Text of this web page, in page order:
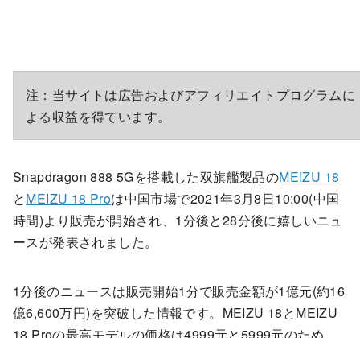
注：当サイトは広告およびアフィリエイトプログラムに
よる収益を得ています。
Snapdragon 888 5Gを搭載した双旗艦製品のMEIZU 18
とMEIZU 18 Proは中国市場で2021年3月8日10:00(中国
時間)より販売が開始され、1分後と28分後に嬉しいニュ
ースが発表されました。
1分後のニュースは販売開始1分で販売金額が1億元(約16
億6,600万円)を突破した情報です。MEIZU 18とMEIZU
18 Proの最高モデルの価格は4999元と5999元のため、